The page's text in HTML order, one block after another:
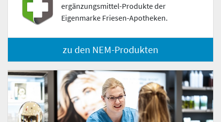
ergänzungs­mittel-Produkte der
Eigenmarke Friesen-Apotheken.
zu den NEM-Produkten